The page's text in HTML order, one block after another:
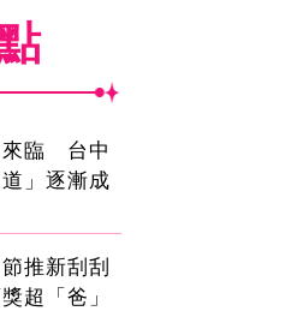
來臨 台中
」逐漸成
推新刮刮
超「爸」